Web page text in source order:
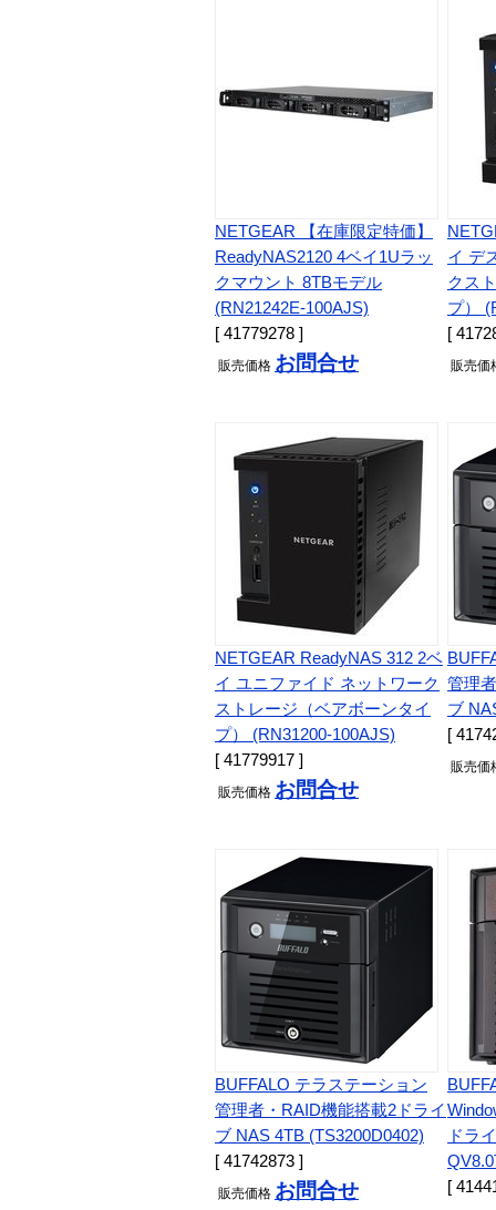
NETGEAR 【在庫限定特価】
ReadyNAS2120 4ベイ1Uラッ
クマウント 8TBモデル
(RN21242E-100AJS)
[ 41779278 ]
販売価格 お問合せ
イ デ
クス
プ）
[
販売価
NETGEAR ReadyNAS 312 2ベ
イ ユニファイド ネットワーク
ストレージ（ベアボーンタイ
プ） (RN31200-100AJS)
[ 41779917 ]
販売価格 お問合せ
管理
ブ
[
販売価
BUFFALO テラステーション
管理者・RAID機能搭載2ドライ
ブ NAS 4TB (TS3200D0402)
[ 41742873 ]
販売価格 お問合せ
ドラ
[